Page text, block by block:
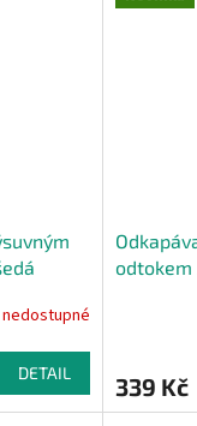
DETAIL
odtokem
339 Kč